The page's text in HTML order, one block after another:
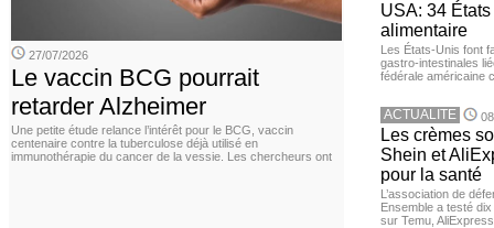
27/07/2026
Le vaccin BCG pourrait
retarder Alzheimer
Une petite étude relance l’intérêt pour le BCG, vaccin
centenaire contre la tuberculose déjà utilisé en
immunothérapie du cancer de la vessie. Les chercheurs ont
USA: 34
alimentaire
Les États-Unis font
gastro-intestinales
fédérale américaine
ACTUALITE
Les crèmes
Shein et
pour la santé
L’association de
Ensemble a testé
sur Temu,